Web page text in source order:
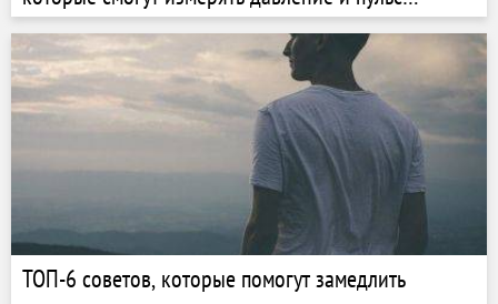
пользователя
ТОП-6 советов, которые помогут замедлить